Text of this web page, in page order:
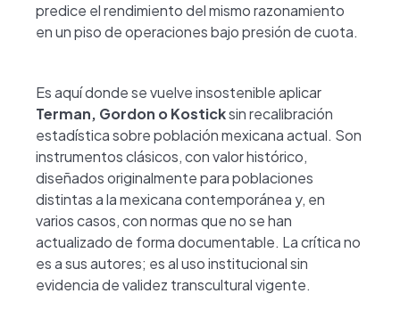
predice el rendimiento del mismo razonamiento
en un piso de operaciones bajo presión de cuota.
Es aquí donde se vuelve insostenible aplicar
Terman, Gordon o Kosticksin recalibración
estadística sobre población mexicana actual. Son
instrumentos clásicos, con valor histórico,
diseñados originalmente para poblaciones
distintas a la mexicana contemporánea y, en
varios casos, con normas que no se han
actualizado de forma documentable. La crítica no
es a sus autores; es al uso institucional sin
evidencia de validez transcultural vigente.